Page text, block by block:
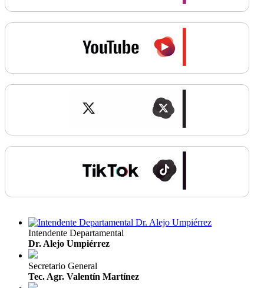
Intendente Departamental
Dr. Alejo Umpiérrez
Secretario General
Tec. Agr. Valentín Martínez